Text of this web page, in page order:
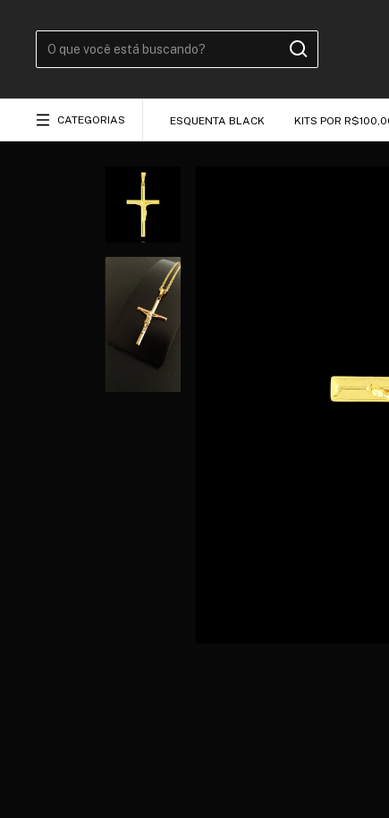
CATEGORIAS ESQUENTA BLACK KITS POR